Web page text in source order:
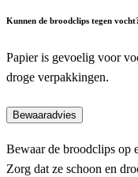
Kunnen de broodclips tegen
Papier is gevoelig voor
droge verpakkingen.
Bewaaradvies
Bewaar de broodclips op
Zorg dat ze schoon en